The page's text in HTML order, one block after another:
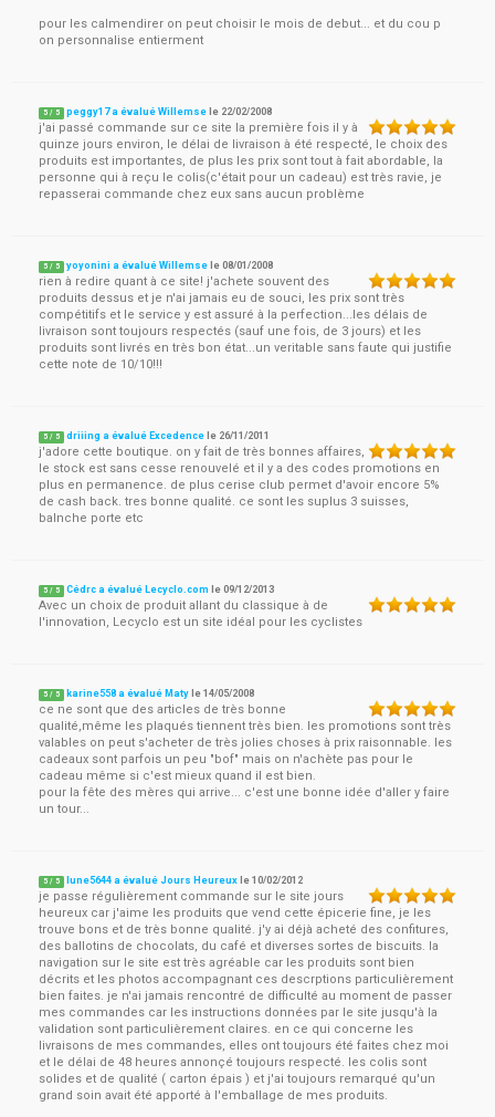
pour les calmendirer on peut choisir le mois de debut... et du cou p
on personnalise entierment
5 / 5 peggy17 a évalué Willemse le 22/02/2008
j'ai passé commande sur ce site la première fois il y à
quinze jours environ, le délai de livraison à été respecté, le choix des
produits est importantes, de plus les prix sont tout à fait abordable, la
personne qui à reçu le colis(c'était pour un cadeau) est très ravie, je
repasserai commande chez eux sans aucun problème
5 / 5 yoyonini a évalué Willemse le08/01/2008
rien à redire quant à ce site! j'achete souvent des
produits dessus et je n'ai jamais eu de souci, les prix sont très
compétitifs et le service y est assuré à la perfection...les délais de
livraison sont toujours respectés (sauf une fois, de 3 jours) et les
produits sont livrés en très bon état...un veritable sans faute qui justifie
cette note de 10/10!!!
5 / 5 driiing a évalué Excedence le 26/11/2011
j'adore cette boutique. on y fait de très bonnes affaires,
le stock est sans cesse renouvelé et il y a des codes promotions en
plus en permanence. de plus cerise club permet d'avoir encore 5%
de cash back. tres bonne qualité. ce sont les suplus 3 suisses,
balnche porte etc
5 / 5 Cédrc a évalué Lecyclo.com le09/12/2013
Avec un choix de produit allant du classique à de
l'innovation, Lecyclo est un site idéal pour les cyclistes
5 / 5 karine558 a évalué Maty le14/05/2008
ce ne sont que des articles de très bonne
qualité,même les plaqués tiennent très bien. les promotions sont très
valables on peut s'acheter de très jolies choses à prix raisonnable. les
cadeaux sont parfois un peu "bof" mais on n'achète pas pour le
cadeau même si c'est mieux quand il est bien.
pour la fête des mères qui arrive... c'est une bonne idée d'aller y faire
un tour...
5 / 5 lune5644 a évalué Jours Heureux le10/02/2012
je passe régulièrement commande sur le site jours
heureux car j'aime les produits que vend cette épicerie fine, je les
trouve bons et de très bonne qualité. j'y ai déjà acheté des confitures,
des ballotins de chocolats, du café et diverses sortes de biscuits. la
navigation sur le site est très agréable car les produits sont bien
décrits et les photos accompagnant ces descrptions particulièrement
bien faites. je n'ai jamais rencontré de difficulté au moment de passer
mes commandes car les instructions données par le site jusqu'à la
validation sont particulièrement claires. en ce qui concerne les
livraisons de mes commandes, elles ont toujours été faites chez moi
et le délai de 48 heures annonçé toujours respecté. les colis sont
solides et de qualité ( carton épais ) et j'ai toujours remarqué qu'un
grand soin avait été apporté à l'emballage de mes produits.